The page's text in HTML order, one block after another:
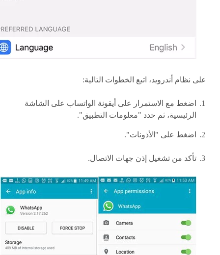
على نظام أندرويد، اتبع الخطوات التالية:
اضغط مع الاستمرار على أيقونة الواتساب على الشاشة
الرئيسية، ثم حدد "معلومات التطبيق".
اضغط على "الأذونات".
تأكد من تشغيل إذن جهات الاتصال.